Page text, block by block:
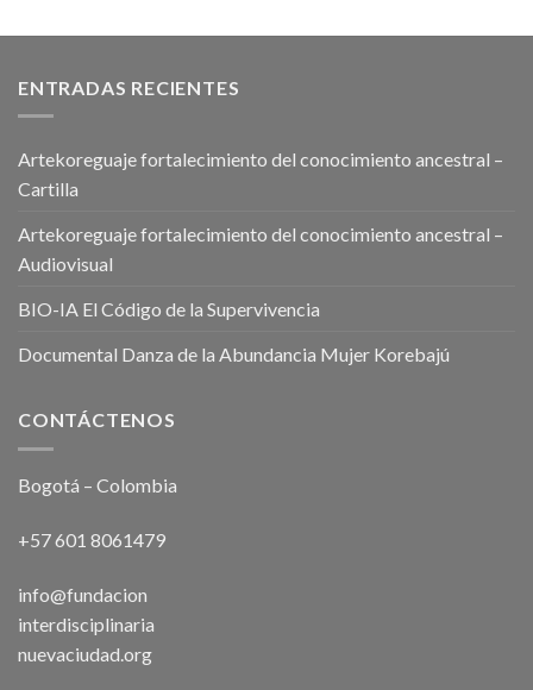
ENTRADAS RECIENTES
Artekoreguaje fortalecimiento del conocimiento ancestral –
Cartilla
Artekoreguaje fortalecimiento del conocimiento ancestral –
Audiovisual
BIO-IA El Código de la Supervivencia
Documental Danza de la Abundancia Mujer Korebajú
CONTÁCTENOS
Bogotá – Colombia
+57 601 8061479
info@fundacion
interdisciplinaria
nuevaciudad.org